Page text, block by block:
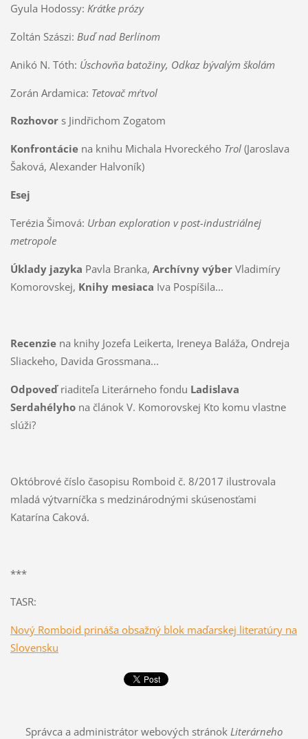
Gyula Hodossy: Krátke prózy
Zoltán Szászi: Buď nad Berlínom
Anikó N. Tóth: Úschovňa batožiny, Odkaz bývalým školám
Zorán Ardamica: Tetovač mŕtvol
Rozhovor s Jindřichom Zogatom
Konfrontáciena knihu Michala Hvoreckého Trol (Jaroslava
Šaková, Alexander Halvoník)
Esej
Terézia Šimová: Urban exploration v post-industriálnej
metropole
Úklady jazyka Pavla Branka, Archívny výberVladimíry
Komorovskej, Knihy mesiaca Iva Pospíšila...
Recenzie na knihy Jozefa Leikerta, Ireneya Baláža, Ondreja
Sliackeho, Davida Grossmana...
Odpoveď riaditeľa Literárneho fondu Ladislava
Serdahélyhona článok V. Komorovskej Kto komu vlastne
slúži?
Októbrové číslo časopisu Romboid č. 8/2017 ilustrovala
mladá výtvarníčka s medzinárodnými skúsenosťami
Katarína Caková.
***
TASR:
Nový Romboid prináša obsažný blok maďarskej literatúry na
Slovensku
Správca a administrátor webových stránok Literárneho